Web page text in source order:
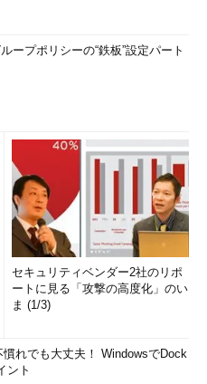
ープポリシーの“鉄板”設定パート
セキュリティベンダー2社のリポ
ートに見る「攻撃の高度化」のい
ま (1/3)
慣れでも大丈夫！ WindowsでDock
ント